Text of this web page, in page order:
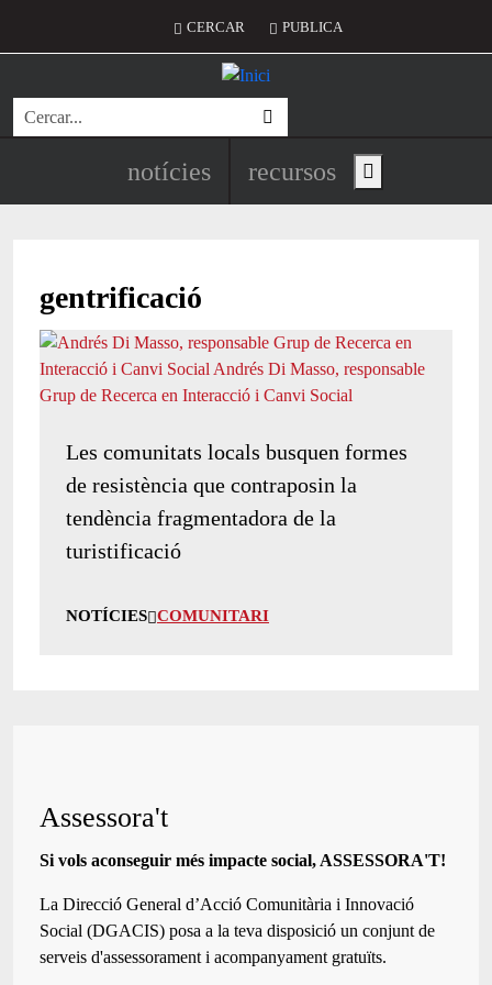
Menú del compte d'usuari
CERCAR PUBLICA
Cerca
Navegació principal de
notícies recursos Show main menu
gentrificació
Les comunitats locals busquen formes
de resistència que contraposin la
tendència fragmentadora de la
turistificació
NOTÍCIES COMUNITARI
Assessora't
Si vols aconseguir més impacte social, ASSESSORA'T!
La Direcció General d’Acció Comunitària i Innovació
Social (DGACIS) posa a la teva disposició un conjunt de
serveis d'assessorament i acompanyament gratuïts.